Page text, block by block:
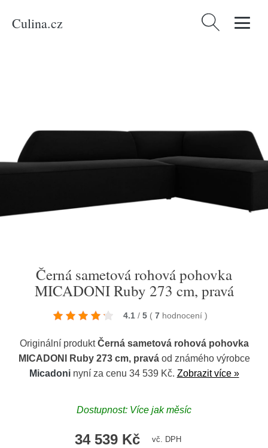
Culina.cz Vyhledávání
Černá sametová rohová pohovka
MICADONI Ruby 273 cm, pravá
4.1 / 5 ( 7 hodnocení )
Originální produktČerná sametová rohová pohovka
MICADONI Ruby 273 cm, praváod známého výrobce
Micadoninyní za cenu 34 539 Kč. Zobrazit více »
Dostupnost: Více jak měsíc
34 539 Kč vč. DPH